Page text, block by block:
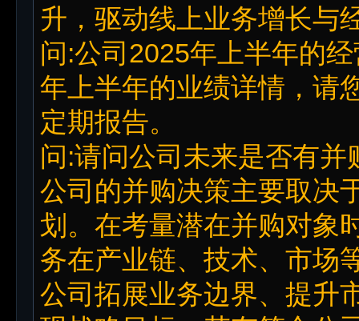
升，驱动线上业务增长与
问:公司2025年上半年的
年上半年的业绩详情，请
定期报告。
问:请问公司未来是否有
公司的并购决策主要取决
划。在考量潜在并购对象
务在产业链、技术、市场
公司拓展业务边界、提升